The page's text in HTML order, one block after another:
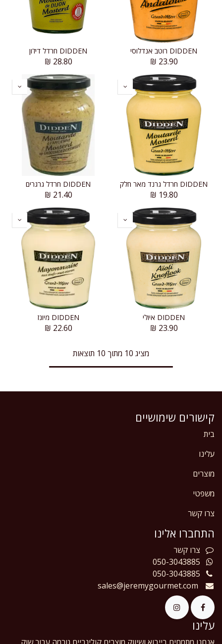
DIDDEN רוטב אנדלוסי
23.90
₪
DIDDEN חרדל דיז'ון
28.80
₪
DIDDEN חרדל גרנד מאר חלק
19.80
₪
DIDDEN חרדל גרגרים
21.40
₪
DIDDEN איולי
23.90
₪
DIDDEN מיונז
22.60
₪
מציג 10 מתוך 10 תוצאות
קישורים שימושיים
בית
עלינו
מוצרים
משפטי
צרו קשר
התחברו אלינו
צרו קשר
050-3043885
050-3043885
sales@jeremygourmet.com
עלינו